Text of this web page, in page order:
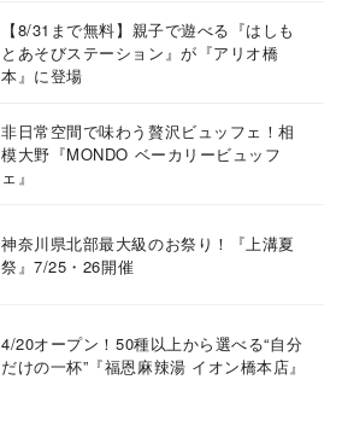
【8/31まで無料】親子で遊べる『はしも
とあそびステーション』が『アリオ橋
本』に登場
非日常空間で味わう贅沢ビュッフェ！相
模大野『MONDO ベーカリービュッフ
ェ』
神奈川県北部最大級のお祭り！『上溝夏
祭』7/25・26開催
4/20オープン！50種以上から選べる“自分
だけの一杯”『福恩麻辣湯 イオン橋本店』